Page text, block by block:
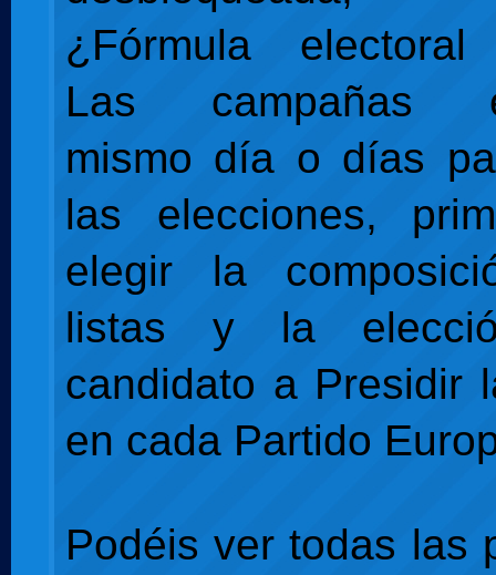
¿Fórmula electoral
Las campañas
mismo día o días
las elecciones,
elegir la
listas y la
candidato a Presidir
en cada Partido
Podéis ver todas las